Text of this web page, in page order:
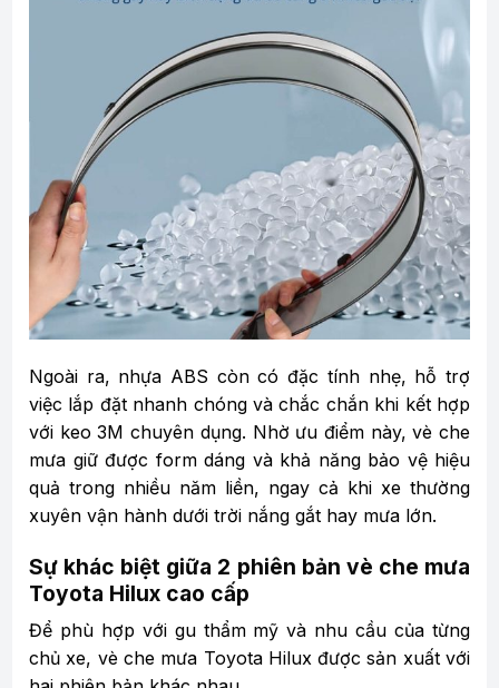
Ngoài ra, nhựa ABS còn có đặc tính nhẹ, hỗ trợ
việc lắp đặt nhanh chóng và chắc chắn khi kết hợp
với keo 3M chuyên dụng. Nhờ ưu điểm này, vè che
mưa giữ được form dáng và khả năng bảo vệ hiệu
quả trong nhiều năm liền, ngay cả khi xe thường
xuyên vận hành dưới trời nắng gắt hay mưa lớn.
Sự khác biệt giữa 2 phiên bản vè che mưa
Toyota Hilux cao cấp
Để phù hợp với gu thẩm mỹ và nhu cầu của từng
chủ xe, vè che mưa Toyota Hilux được sản xuất với